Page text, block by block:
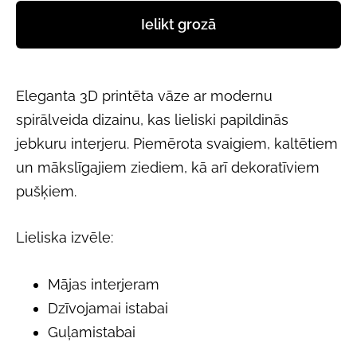
Ielikt grozā
Eleganta 3D printēta vāze ar modernu
spirālveida dizainu, kas lieliski papildinās
jebkuru interjeru. Piemērota svaigiem, kaltētiem
un mākslīgajiem ziediem, kā arī dekoratīviem
pušķiem.
Lieliska izvēle:
Mājas interjeram
Dzīvojamai istabai
Guļamistabai